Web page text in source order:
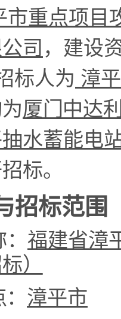
市重点项目
司 ，建设
标人为 漳
厦门中达
水蓄能电
标。
招标范围
福建省漳
）
漳平市